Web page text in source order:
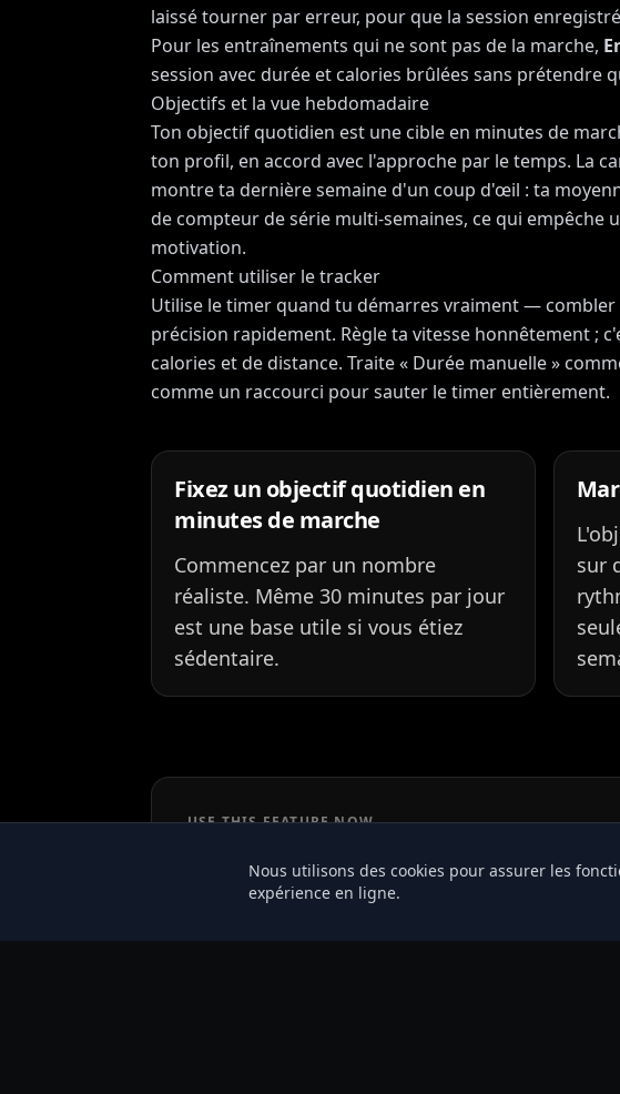
laissé tourner par erreur, pour que la session
Pour les entraînements qui ne sont pas de la marche,
session avec durée et calories brûlées sans prétendre
Objectifs et la vue hebdomadaire
Ton objectif quotidien est une cible en minutes de
ton profil, en accord avec l'approche par le temps. La
montre ta dernière semaine d'un coup d'œil : ta
de compteur de série multi-semaines, ce qui empêche
motivation.
Comment utiliser le tracker
Utilise le timer quand tu démarres vraiment —
précision rapidement. Règle ta vitesse honnêtement ;
calories et de distance. Traite « Durée manuelle »
comme un raccourci pour sauter le timer entièrement.
Fixez un objectif quotidien en
minutes de marche
Commencez par un nombre
réaliste. Même 30 minutes par jour
est une base utile si vous étiez
sédentaire.
sur
USE THIS FEATURE NOW
Nous utilisons des cookies pour assurer les
expérience en ligne.